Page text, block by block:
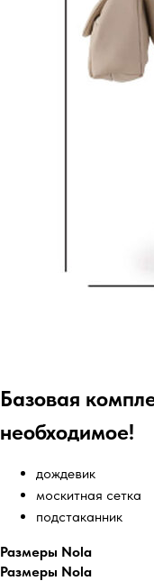
Базовая
необходимое!
дождевик
москитная сетка
подстаканник
Размеры Nola
Размеры Nola